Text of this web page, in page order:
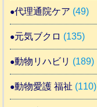
代理通院ケア (49)
元気ブクロ (135)
動物リハビリ (189)
動物愛護 福祉 (110)